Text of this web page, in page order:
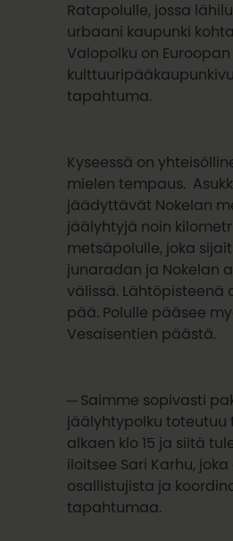
Ratapolulle, jossa
urbaani kaupunki
Valopolku on Euroopan
tapahtuma.
Kyseessä on
mielen tempaus.
jäädyttävät Nokelan
jäälyhtyjä noin
metsäpolulle, joka
junaradan ja Nokelan
välissä. Lähtöpisteenä
pää. Polulle pääsee
Vesaisentien päästä.
─ Saimme sopivasti
jäälyhtypolku toteutuu
alkaen klo 15 ja siitä
iloitsee Sari Karhu, joka
osallistujista ja
tapahtumaa.